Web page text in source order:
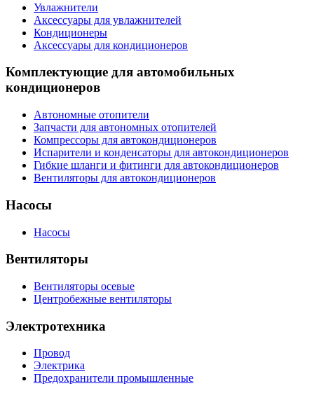
Увлажнители
Аксессуары для увлажнителей
Кондиционеры
Аксессуары для кондиционеров
Комплектующие для автомобильных
кондиционеров
Автономные отопители
Запчасти для автономных отопителей
Компрессоры для автокондиционеров
Испарители и конденсаторы для автокондиционеров
Гибкие шланги и фитинги для автокондиционеров
Вентиляторы для автокондиционеров
Насосы
Насосы
Вентиляторы
Вентиляторы осевые
Центробежные вентиляторы
Электротехника
Провод
Электрика
Предохранители промышленные